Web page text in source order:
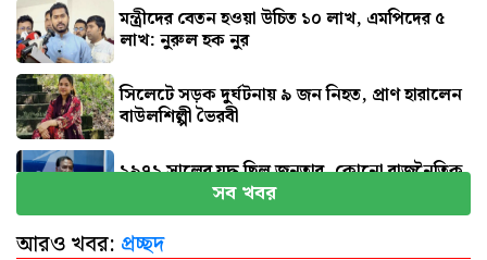
মন্ত্রীদের বেতন হওয়া উচিত ১০ লাখ, এমপিদের ৫
লাখ: নুরুল হক নুর
সিলেটে সড়ক দুর্ঘটনায় ৯ জন নিহত, প্রাণ হারালেন
বাউলশিল্পী ভৈরবী
১৯৭১ সালের যুদ্ধ ছিল জনতার, কোনো রাজনৈতিক
দলের নয় : ভারপ্রাপ্ত রাষ্ট্রপতি
রাষ্ট্রের গুরুত্বপূর্ণ ব্যক্তিদের নিয়ে অপপ্রচারের বিরুদ্ধে
সব খবর
আরও খবর: প্রচ্ছদ